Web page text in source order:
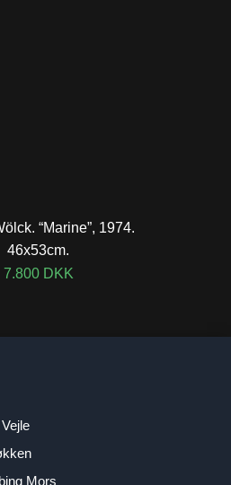
“Marine”, 1974.
46x53cm.
7.800 DKK
Mors